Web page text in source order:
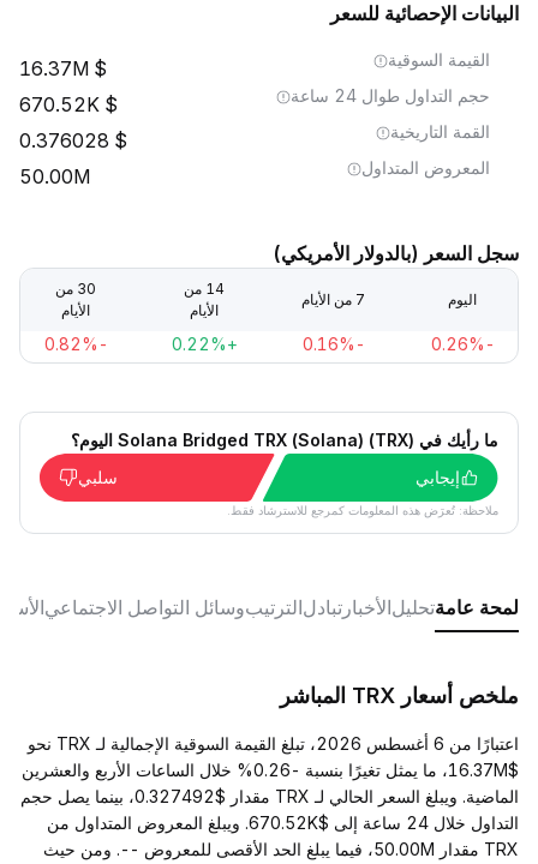
البيانات الإحصائية للسعر
القيمة السوقية 16.37M
حجم التداول طوال 24 ساعة 670.52K
القمة التاريخية 0.376028
المعروض المتداول 50.00M
سجل السعر (بالدولار الأمريكي)
اليوم 7 من الأيام
14 من
الأيام
30 من
الأيام
-0.26%
-0.16%
+0.22%
-0.82%
ما رأيك في Solana Bridged TRX (Solana) (TRX) اليوم؟
إيجابي
سلبي
ملاحظة: تُعرَض هذه المعلومات كمرجع للاسترشاد فقط.
لمحة عامةتحليلالأخبار تبادلالترتيبوسائل التواصل الاجتماعي
ملخص أسعار TRX المباشر
اعتبارًا من 6 أغسطس 2026، تبلغ القيمة السوقية الإجمالية لـ TRX نحو
$16.37M، ما يمثل تغيرًا بنسبة -0.26% خلال الساعات الأربع والعشرين
الماضية. ويبلغ السعر الحالي لـ TRX مقدار $0.327492، بينما يصل حجم
التداول خلال 24 ساعة إلى $670.52K. ويبلغ المعروض المتداول من
TRX مقدار 50.00M، فيما يبلغ الحد الأقصى للمعروض --. ومن حيث